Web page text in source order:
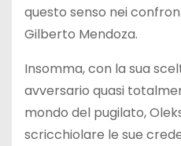
questo senso nei
Gilberto Mendoza.
Insomma, con la sua
avversario quasi
mondo del pugilato,
scricchiolare le sue